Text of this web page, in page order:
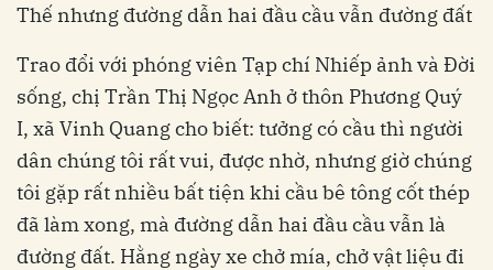
Thế nhưng đường dẫn hai đầu cầu vẫn đường đất
Trao đổi với phóng viên Tạp chí Nhiếp ảnh và Đời
sống, chị Trần Thị Ngọc Anh ở thôn Phương Quý
I, xã Vinh Quang cho biết: tưởng có cầu thì người
dân chúng tôi rất vui, được nhờ, nhưng giờ chúng
tôi gặp rất nhiều bất tiện khi cầu bê tông cốt thép
đã làm xong, mà đường dẫn hai đầu cầu vẫn là
đường đất. Hằng ngày xe chở mía, chở vật liệu đi